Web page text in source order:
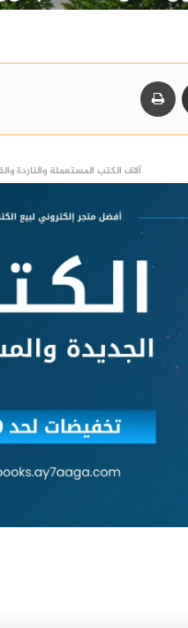
آلاف الكتب المستعملة والناردة